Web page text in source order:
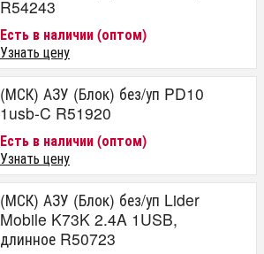
R54243
Есть в наличии (оптом)
Узнать цену
(МСК) АЗУ (Блок) без/уп PD10
1usb-C R51920
Есть в наличии (оптом)
Узнать цену
(МСК) АЗУ (Блок) без/уп Lider
Mobile K73K 2.4A 1USB,
длинное R50723